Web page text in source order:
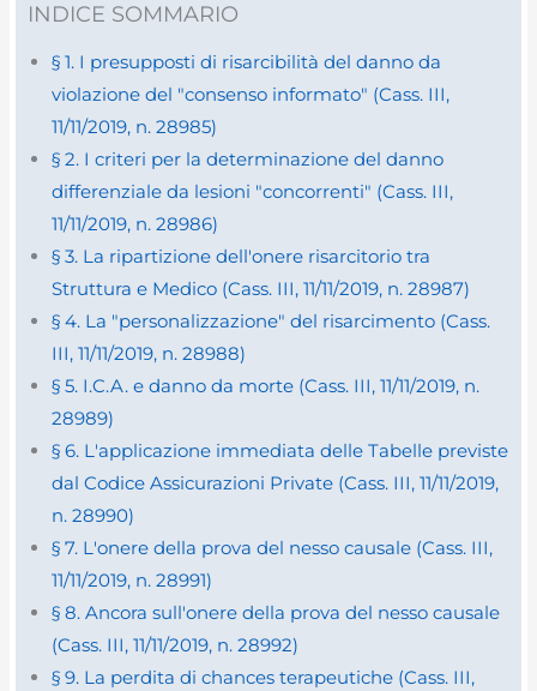
INDICE SOMMARIO
§ 1. I presupposti di risarcibilità del danno da
violazione del "consenso informato" (Cass. III,
11/11/2019, n. 28985)
§ 2. I criteri per la determinazione del danno
differenziale da lesioni "concorrenti" (Cass. III,
11/11/2019, n. 28986)
§ 3. La ripartizione dell'onere risarcitorio tra
Struttura e Medico (Cass. III, 11/11/2019, n. 28987)
§ 4. La "personalizzazione" del risarcimento (Cass.
III, 11/11/2019, n. 28988)
§ 5. I.C.A. e danno da morte (Cass. III, 11/11/2019, n.
28989)
§ 6. L'applicazione immediata delle Tabelle previste
dal Codice Assicurazioni Private (Cass. III, 11/11/2019,
n. 28990)
§ 7. L'onere della prova del nesso causale (Cass. III,
11/11/2019, n. 28991)
§ 8. Ancora sull'onere della prova del nesso causale
(Cass. III, 11/11/2019, n. 28992)
§ 9. La perdita di chances terapeutiche (Cass. III,